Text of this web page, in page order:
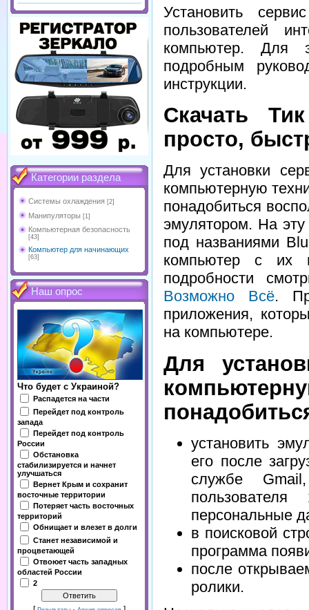
Категории раздела
Системы охлаждения [2]
Манипуляторы [1]
Компьютерная безопасность
[43]
Компьютер для начинающих
[63]
Наш опрос
Что будет с Украиной?
Распадется на части
Перейдет под контроль
запада
Перейдет под контроль
России
Обстановка
стабилизируется и начнет
улучшаться
Вернет Крым и сохранит
восточные территории
Потеряет часть восточных
территорий
Обнищает и влезет в долги
Станет независимой и
процветающей
Отвоюет часть западных
областей России
2
Установить
пользователей
компьютер. Для
подробным
инструкции.
Скачать
просто,
Для установки
компьютерную
понадобиться
эмулятором. На
под названиями
компьютер с их
подробности
Возможно Всё.
приложения,
на компьютере.
Для
установить
его после
службе
персональные
в поисковой
программа
после
ролики.